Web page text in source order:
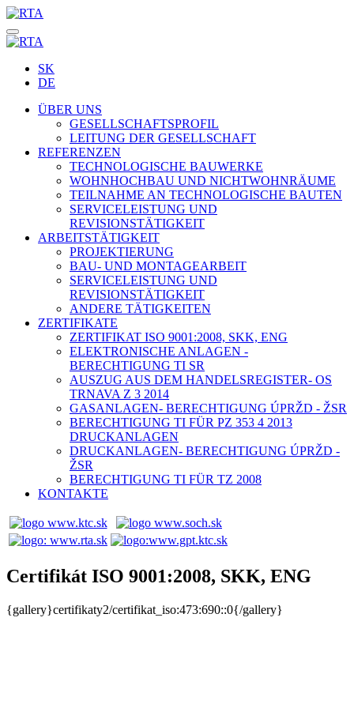
SK
DE
ÜBER UNS
GESELLSCHAFTSPROFIL
LEITUNG DER GESELLSCHAFT
REFERENZEN
TECHNOLOGISCHE BAUWERKE
WOHNHOCHBAU UND NICHTWOHNRÄUME
TEILNAHME AN TECHNOLOGISCHE BAUTEN
SERVICELEISTUNG UND
REVISIONSTÄTIGKEIT
ARBEITSTÄTIGKEIT
PROJEKTIERUNG
BAU- UND MONTAGEARBEIT
SERVICELEISTUNG UND
REVISIONSTÄTIGKEIT
ANDERE TÄTIGKEITEN
ZERTIFIKATE
ZERTIFIKAT ISO 9001:2008, SKK, ENG
ELEKTRONISCHE ANLAGEN -
BERECHTIGUNG TI SR
AUSZUG AUS DEM HANDELSREGISTER- OS
TRNAVA Z 3 2014
GASANLAGEN- BERECHTIGUNG ÚPRŽD - ŽSR
BERECHTIGUNG TI FÜR PZ 353 4 2013
DRUCKANLAGEN
DRUCKANLAGEN- BERECHTIGUNG ÚPRŽD -
ŽSR
BERECHTIGUNG TI FÜR TZ 2008
KONTAKTE
Certifikát ISO 9001:2008, SKK, ENG
{gallery}certifikaty2/certifikat_iso:473:690::0{/gallery}